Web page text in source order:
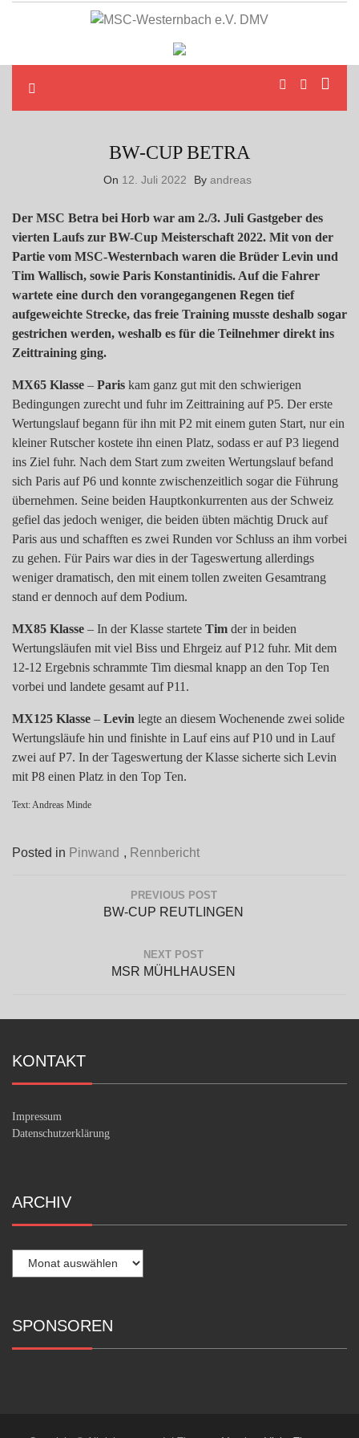
MSC-Westernbach e.V. DMV
BW-CUP BETRA
On 12. Juli 2022 By andreas
Der MSC Betra bei Horb war am 2./3. Juli Gastgeber des
vierten Laufs zur BW-Cup Meisterschaft 2022. Mit von der
Partie vom MSC-Westernbach waren die Brüder Levin und
Tim Wallisch, sowie Paris Konstantinidis. Auf die Fahrer
wartete eine durch den vorangegangenen Regen tief
aufgeweichte Strecke, das freie Training musste deshalb sogar
gestrichen werden, weshalb es für die Teilnehmer direkt ins
Zeittraining ging.
MX65 Klasse – Paris kam ganz gut mit den schwierigen
Bedingungen zurecht und fuhr im Zeittraining auf P5. Der erste
Wertungslauf begann für ihn mit P2 mit einem guten Start, nur ein
kleiner Rutscher kostete ihn einen Platz, sodass er auf P3 liegend
ins Ziel fuhr. Nach dem Start zum zweiten Wertungslauf befand
sich Paris auf P6 und konnte zwischenzeitlich sogar die Führung
übernehmen. Seine beiden Hauptkonkurrenten aus der Schweiz
gefiel das jedoch weniger, die beiden übten mächtig Druck auf
Paris aus und schafften es zwei Runden vor Schluss an ihm vorbei
zu gehen. Für Pairs war dies in der Tageswertung allerdings
weniger dramatisch, den mit einem tollen zweiten Gesamtrang
stand er dennoch auf dem Podium.
MX85 Klasse – In der Klasse startete Tim der in beiden
Wertungsläufen mit viel Biss und Ehrgeiz auf P12 fuhr. Mit dem
12-12 Ergebnis schrammte Tim diesmal knapp an den Top Ten
vorbei und landete gesamt auf P11.
MX125 Klasse – Levin legte an diesem Wochenende zwei solide
Wertungsläufe hin und finishte in Lauf eins auf P10 und in Lauf
zwei auf P7. In der Tageswertung der Klasse sicherte sich Levin
mit P8 einen Platz in den Top Ten.
Text: Andreas Minde
Posted in Pinwand , Rennbericht
PREVIOUS POST
Previous
BW-CUP REUTLINGEN
NEXT POST
Next
MSR MÜHLHAUSEN
KONTAKT
Impressum
Datenschutzerklärung
ARCHIV
Archiv
SPONSOREN